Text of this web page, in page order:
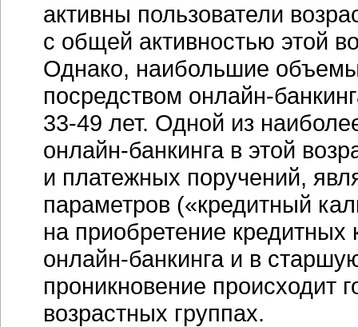
активны пользователи
с общей активностью этой
Однако, наибольшие
посредством онлайн-
33-49 лет. Одной из
онлайн-банкингав этой
и платежных поручений,
параметров («кредитный
на приобретение
онлайн-банкингаи в
проникновение происходит
возрастных группах.